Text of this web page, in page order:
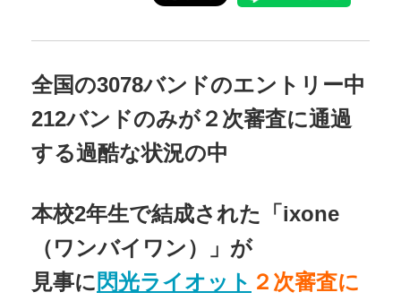
全国の3078バンドのエントリー中
212バンドのみが２次審査に通過
する過酷な状況の中
本校2年生で結成された「ixone
（ワンバイワン）」が
見事に 閃光ライオット ２次審査に